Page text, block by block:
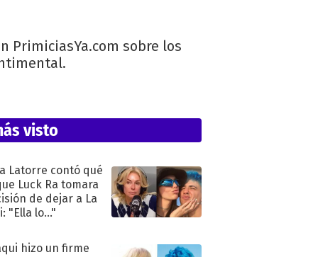
PrimiciasYa.com sobre los
visto
Latorre contó qué
Luck Ra tomara
de dejar a La
"Ella lo..."
hizo un firme